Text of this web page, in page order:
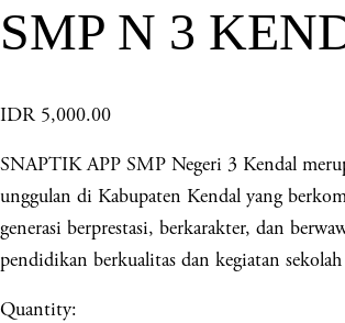
SMP N 3
IDR 5,000.00
SNAPTIK APP SMP Negeri 3 Kendal
unggulan di Kabupaten Kendal yang
generasi berprestasi, berkarakter, dan
pendidikan berkualitas dan kegiatan
Quantity: